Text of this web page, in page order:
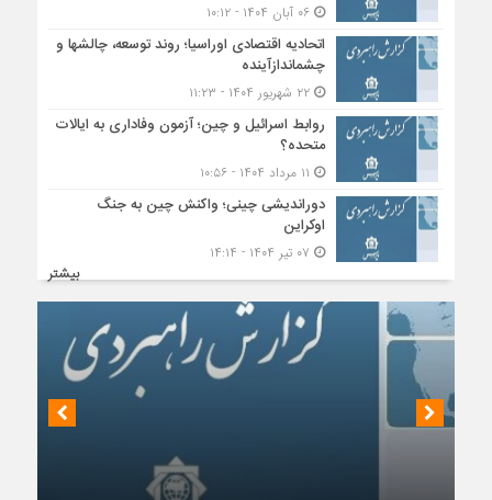
۰۶ آبان ۱۴۰۴ - ۱۰:۱۲
اتحادیه اقتصادی اوراسیا؛ روند توسعه، چالشها و
چشماندازآینده
۲۲ شهریور ۱۴۰۴ - ۱۱:۲۳
روابط اسرائیل و چین؛ آزمون وفاداری به ایالات
متحده؟
دوراندیشی چینی؛ واکنش چین به جنگ
اوکراین
بیشتر